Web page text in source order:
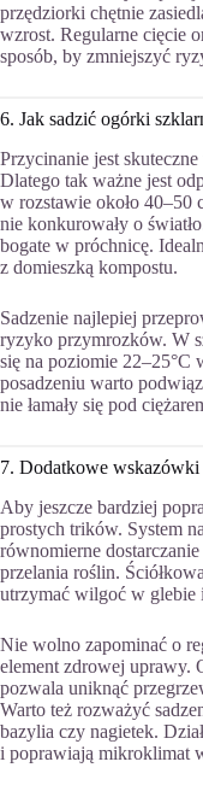
przędziorki chętnie
wzrost. Regularne cięcie
sposób, by zmniejszyć
6. Jak sadzić ogórki
Przycinanie jest
Dlatego tak ważne jest
w rozstawie około 40–50
nie konkurowały o
bogate w próchnicę.
z domieszką kompostu.
Sadzenie najlepiej
ryzyko przymrozków. W
się na poziomie 22–25°C
posadzeniu warto
nie łamały się pod
7. Dodatkowe
Aby jeszcze bardziej
prostych trików. System
równomierne
przelania roślin.
utrzymać wilgoć w glebie
Nie wolno zapominać o
element zdrowej uprawy.
pozwala uniknąć
Warto też rozważyć
bazylia czy nagietek.
i poprawiają mikroklimat